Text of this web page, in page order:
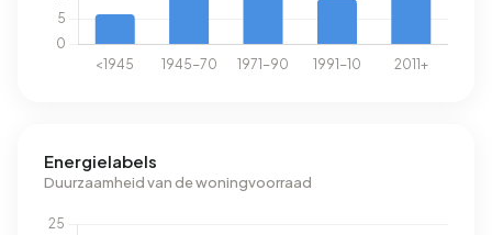
Energielabels
Duurzaamheid van de woningvoorraad